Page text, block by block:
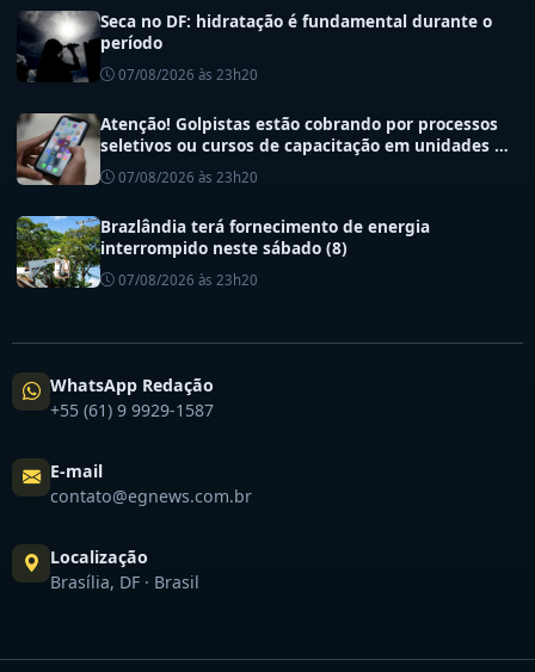
Seca no DF: hidratação é fundamental durante o
período
07/08/2026 às 23h20
Atenção! Golpistas estão cobrando por processos
seletivos ou cursos de capacitação em unidades de
saúde do DF
07/08/2026 às 23h20
Brazlândia terá fornecimento de energia
interrompido neste sábado (8)
07/08/2026 às 23h20
WhatsApp Redação
+55 (61) 9 9929-1587
E-mail
contato@egnews.com.br
Localização
Brasília, DF · Brasil